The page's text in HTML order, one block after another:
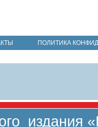
ПОЛИТИКА
издания